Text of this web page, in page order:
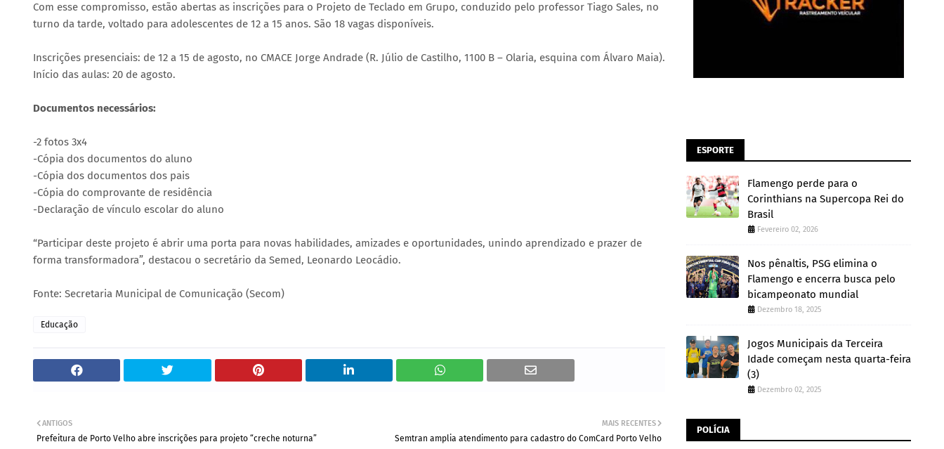
Com esse compromisso, estão abertas as inscrições para o Projeto de Teclado em Grupo, conduzido pelo professor Tiago Sales, no
turno da tarde, voltado para adolescentes de 12 a 15 anos. São 18 vagas disponíveis.
Inscrições presenciais: de 12 a 15 de agosto, no CMACE Jorge Andrade (R. Júlio de Castilho, 1100 B – Olaria, esquina com Álvaro Maia).
Início das aulas: 20 de agosto.
Documentos necessários:
-2 fotos 3x4
-Cópia dos documentos do aluno
-Cópia dos documentos dos pais
-Cópia do comprovante de residência
-Declaração de vínculo escolar do aluno
“Participar deste projeto é abrir uma porta para novas habilidades, amizades e oportunidades, unindo aprendizado e prazer de
forma transformadora”, destacou o secretário da Semed, Leonardo Leocádio.
Fonte: Secretaria Municipal de Comunicação (Secom)
Educação
MAIS RECENTES
Semtran amplia atendimento para cadastro do ComCard Porto Velho
ANTIGOS
Prefeitura de Porto Velho abre inscrições para projeto “creche noturna”
ESPORTE
Flamengo perde para o
Corinthians na Supercopa Rei do
Brasil
Fevereiro 02, 2026
Nos pênaltis, PSG elimina o
Flamengo e encerra busca pelo
bicampeonato mundial
Dezembro 18, 2025
Jogos Municipais da Terceira
Idade começam nesta quarta-feira
(3)
Dezembro 02, 2025
POLÍCIA